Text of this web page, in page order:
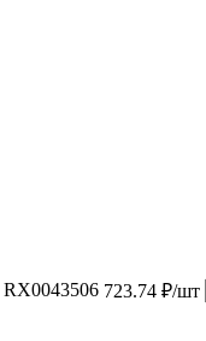
RX0043506 723.74 ₽/шт